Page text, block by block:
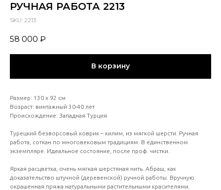
РУЧНАЯ РАБОТА 2213
SKU: 2213
58 000 ₽
В корзину
Размер: 130 х 92 см
Возраст: винтажный 30-40 лет
Происхождение: Западная Турция
Турецкий безворсовый коврик – килим, из мягкой шерсти. Ручная
работа, соткан по многовековым традициям. В единственном
экземпляре. Идеальное состояние, после проф. чистки.
Яркая расцветка, очень мягкая шерстяная нить. Абраш, как
доказательство штучной (деревенской) ручной работы. Вручную
окрашенная пряжа натуральными растительными красителями.